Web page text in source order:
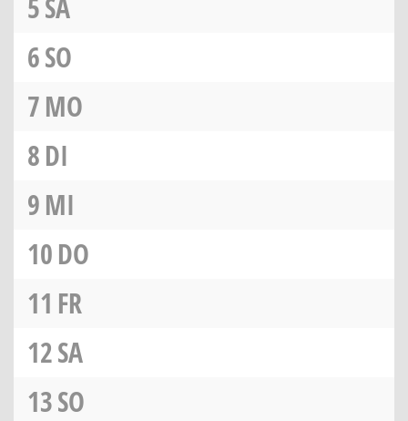
5SA
6SO
7MO
8DI
9MI
10DO
11 FR
12SA
13SO